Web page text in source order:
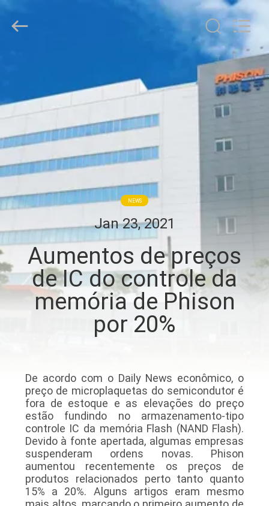
PRODUTOS
SOBRE
NÓS
EXCURSÃO
FÁBRICA
CONTROLE
DA
NOS
NOTÍCIA
PEÇA
UMAS
CITAÇÕES
Electronics
Co.,Ltd..
NEWS
Jan 23, 2021
Aumentos de preços
de IC do controle da
memória de Phison
por 20%
De acordo com o Daily News econômico, o
preço de microplaquetas do semicondutor é
fora de estoque e as elevações do preço
estão fundindo no armazenamento-tipo
controle IC da memória Flash (NAND Flash).
Devido à fonte apertada, algumas empresas
suspenderam ordens novas. Phison
aumentou recentemente os preços de
produtos relacionados perto tanto quanto
15% a 20%. Alguns artigos eram mesmo